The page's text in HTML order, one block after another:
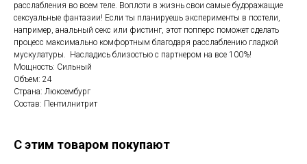
расслабления во всем теле. Воплоти в жизнь свои самые будоражащие
сексуальные фантазии! Если ты планируешь эксперименты в постели,
например, анальный секс или фистинг, этот попперс поможет сделать
процесс максимально комфортным благодаря расслаблению гладкой
мускулатуры. Насладись близостью с партнером на все 100%!
Мощность: Сильный
Объем: 24
Страна: Люксембург
Состав: Пентилнитрит
С этим товаром покупают